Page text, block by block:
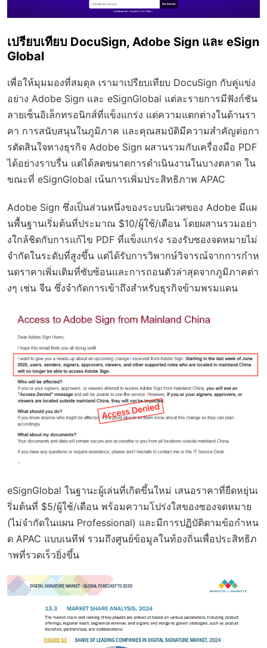
เปรียบเทียบ DocuSign, Adobe Sign และ eSign
Global
เพื่อให้มุมมองที่สมดุล เรามาเปรียบเทียบ DocuSign กับคู่แข่ง
อย่าง Adobe Sign และ eSignGlobal แต่ละรายการมีฟังก์ชัน
ลายเซ็นอิเล็กทรอนิกส์ที่แข็งแกร่ง แต่ความแตกต่างในด้านรา
คา การสนับสนุนในภูมิภาค และคุณสมบัติมีความสำคัญต่อกา
รตัดสินใจทางธุรกิจ Adobe Sign ผสานรวมกับเครื่องมือ PDF
ได้อย่างราบรื่น แต่ได้ลดขนาดการดำเนินงานในบางตลาด ใน
ขณะที่ eSignGlobal เน้นการเพิ่มประสิทธิภาพ APAC
Adobe Sign ซึ่งเป็นส่วนหนึ่งของระบบนิเวศของ Adobe มีแผ
นพื้นฐานเริ่มต้นที่ประมาณ $10/ผู้ใช้/เดือน โดยผสานรวมอย่า
งใกล้ชิดกับการแก้ไข PDF ที่แข็งแกร่ง รองรับซองจดหมายไม่
จำกัดในระดับที่สูงขึ้น แต่ได้รับการวิพากษ์วิจารณ์จากการกำห
นดราคาเพิ่มเติมที่ซับซ้อนและการถอนตัวล่าสุดจากภูมิภาคต่า
งๆ เช่น จีน ซึ่งจำกัดการเข้าถึงสำหรับธุรกิจข้ามพรมแดน
eSignGlobal ในฐานะผู้เล่นที่เกิดขึ้นใหม่ เสนอราคาที่ยืดหยุ่นเ
ริ่มต้นที่ $5/ผู้ใช้/เดือน พร้อมความโปร่งใสของซองจดหมาย
(ไม่จำกัดในแผน Professional) และมีการปฏิบัติตามข้อกำหน
ด APAC แบบเนทีฟ รวมถึงศูนย์ข้อมูลในท้องถิ่นเพื่อประสิทธิภ
าพที่รวดเร็วยิ่งขึ้น